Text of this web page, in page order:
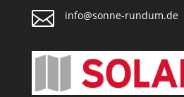
 info@sonne-rundum.de